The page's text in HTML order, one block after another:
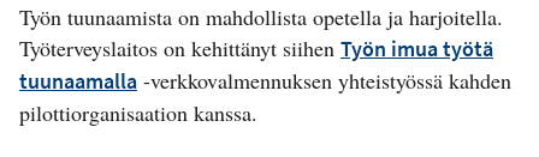
Työn tuunaamista on mahdollista opetella ja harjoitella.
Työterveyslaitos on kehittänyt siihen Työn imua työtä
tuunaamalla -verkkovalmennuksen yhteistyössä kahden
pilottiorganisaation kanssa.